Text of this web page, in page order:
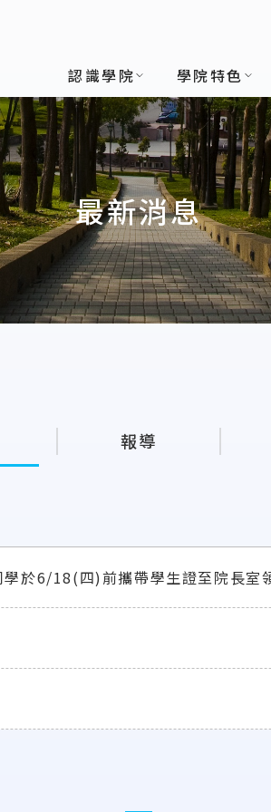
認識學院 學院特色
最新消息
報導
於6/18(四)前攜帶學生證至院長室